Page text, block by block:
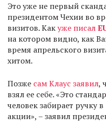
Это уже не первый
президентом Чехии во
визитов. Какуже писал
на котором видно, как
время апрельского
хитом.
Позже сам Клаус заявил,
взял ее себе. «Это
человек забирает ручку
акции», – заявил